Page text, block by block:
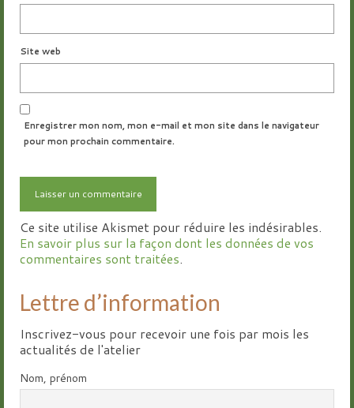
Site web
Enregistrer mon nom, mon e-mail et mon site dans le navigateur
pour mon prochain commentaire.
Ce site utilise Akismet pour réduire les indésirables.
En savoir plus sur la façon dont les données de vos
commentaires sont traitées.
Lettre d’information
Inscrivez-vous pour recevoir une fois par mois les
actualités de l'atelier
Nom, prénom